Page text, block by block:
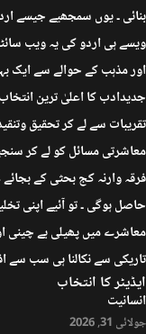
بنائی ۔ یوں سمجھیے جیسے
ویسے ہی اردو کی یہ ویب
اور مذہب کے حوالے سے ایک
جدیدادب کا اعلیٰ ترین
تقریبات سے لے کر تحقیق
معاشرتی مسائل کو لے کر
فرقہ وارنہ کج بحثی کے
حاصل ہوگی ۔ تو آئیے اپنی
معاشرے میں پھیلی بے چینی
تاریکی سے نکالنا ہی سب سے
ایڈیٹر کا انتخاب
انسانیت
جولائی 31, 2026